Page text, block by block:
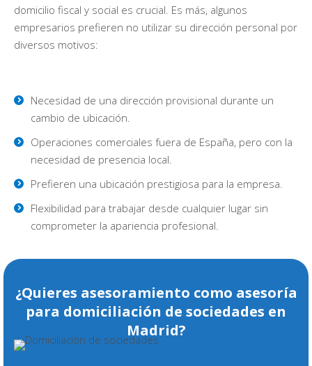
domicilio fiscal y social es crucial. Es más, algunos
empresarios prefieren no utilizar su dirección personal por
diversos motivos:
Necesidad de una dirección provisional durante un
cambio de ubicación.
Operaciones comerciales fuera de España, pero con la
necesidad de presencia local.
Prefieren una ubicación prestigiosa para la empresa.
Flexibilidad para trabajar desde cualquier lugar sin
comprometer la apariencia profesional.
¿Quieres asesoramiento como asesoría
para domiciliación de sociedades en
Madrid?